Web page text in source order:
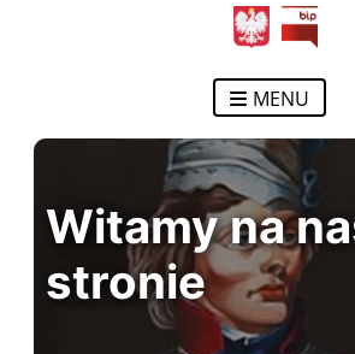
MENU
Witamy na
stronie